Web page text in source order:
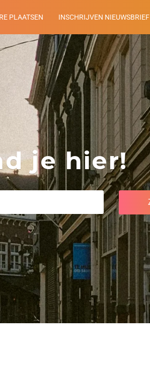
PLAATSEN INSCHRIJVEN NIEUWSBRIEF
je hier!